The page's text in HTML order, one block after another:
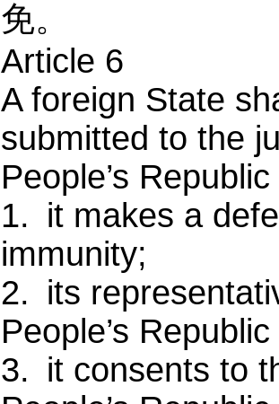
免。
Article 6
A foreign State
submitted to the
People’s
1. it makes a
immunity;
2. its
People’s
3. it consents to